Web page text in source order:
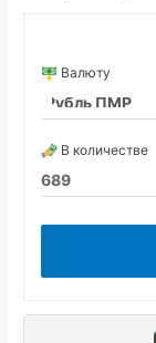
Валюту
В количестве